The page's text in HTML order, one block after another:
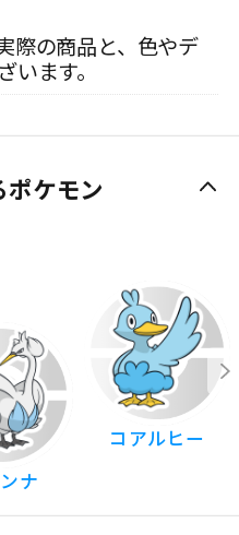
際の商品と、色やデ
ます。
ケモン
ナ
コアルヒー